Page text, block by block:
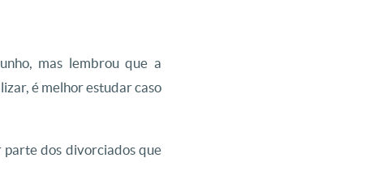
mas lembrou que a
é melhor estudar caso
parte dos divorciados que